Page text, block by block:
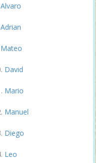
Alvaro
Adrian
Mateo
David
Mario
Manuel
Diego
Leo